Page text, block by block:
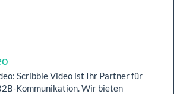
Scribble Video ist Ihr Partner für
Kommunikation. Wir bieten